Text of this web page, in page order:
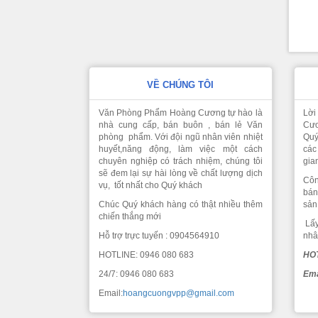
VỀ CHÚNG TÔI
Văn Phòng Phẩm Hoàng Cương tự hào là
nhà cung cấp, bán buôn , bán lẻ Văn
phòng phẩm. Với đội ngũ nhân viên nhiệt
huyết,năng động, làm việc một cách
chuyên nghiệp có trách nhiệm, chúng tôi
sẽ đem lại sự hài lòng về chất lượng dịch
vụ, tốt nhất cho Quý khách
Chúc Quý khách hàng có thật nhiều thêm
chiến thắng mới
Hỗ trợ trực tuyến : 0904564910
HOTLINE: 0946 080 683
24/7: 0946 080 683
Email:hoangcuongvpp@gmail.com